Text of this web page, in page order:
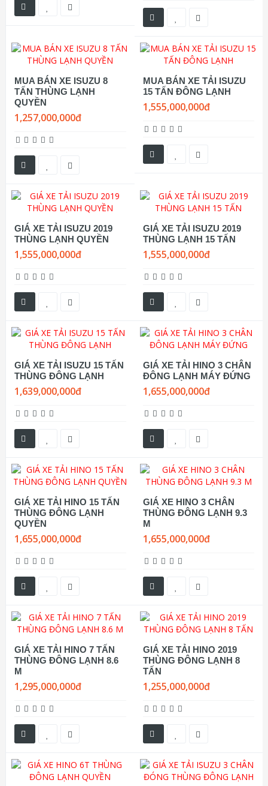
MUA BÁN XE ISUZU 8
TẤN THÙNG LẠNH
QUYỀN
1,257,000,000đ
MUA BÁN XE TẢI ISUZU
15 TẤN ĐÔNG LẠNH
1,555,000,000đ
GIÁ XE TẢI ISUZU 2019
THÙNG LẠNH QUYỀN
1,555,000,000đ
GIÁ XE TẢI ISUZU 2019
THÙNG LẠNH 15 TẤN
1,555,000,000đ
GIÁ XE TẢI ISUZU 15 TẤN
THÙNG ĐÔNG LẠNH
1,639,000,000đ
GIÁ XE TẢI HINO 3 CHÂN
ĐÔNG LẠNH MÁY ĐỨNG
1,655,000,000đ
GIÁ XE TẢI HINO 15 TẤN
THÙNG ĐÔNG LẠNH
QUYỀN
1,655,000,000đ
GIÁ XE HINO 3 CHÂN
THÙNG ĐÔNG LẠNH 9.3
M
1,655,000,000đ
GIÁ XE TẢI HINO 7 TẤN
THÙNG ĐÔNG LẠNH 8.6
M
1,295,000,000đ
GIÁ XE TẢI HINO 2019
THÙNG ĐÔNG LẠNH 8
TẤN
1,255,000,000đ